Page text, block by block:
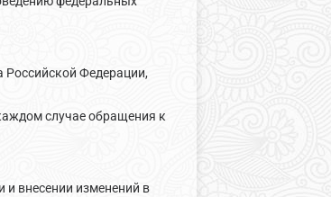
Российской Федерации,
случае обращения к
и внесении изменений в